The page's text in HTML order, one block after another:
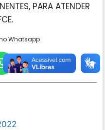
PARA ATENDER
Whatsapp